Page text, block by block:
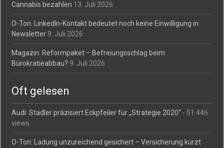
Cannabis bezahlen 13. Juli 2026
O-Ton: LinkedIn-Kontakt bedeutet noch keine Einwilligung in
Newsletter 9. Juli 2026
Magazin: Reformpaket – Befreiungsschlag beim
Bürokratieabbau? 9. Juli 2026
Oft gelesen
Audi: Stadler präzisiert Eckpfeiler für „Strategie 2020“ - 51.446
views
O-Ton: Ladung unzureichend gesichert – Versicherung kürzt